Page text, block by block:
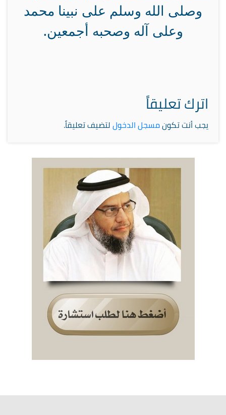
وصلى الله وسلم على نبينا محمد
وعلى آله وصحبه أجمعين.
اترك تعليقاً
يجب أنت تكونمسجل الدخوللتضيف تعليقاً.